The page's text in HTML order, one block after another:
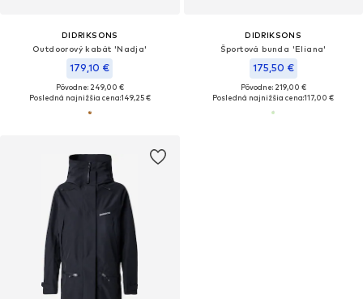
DIDRIKSONS
Outdoorový kabát 'Nadja'
179,10 €
Pôvodne: 249,00 €
Posledná najnižšia cena:149,25 €
DIDRIKSONS
Športová bunda 'Eliana'
175,50 €
Pôvodne: 219,00 €
Posledná najnižšia cena:117,00 €